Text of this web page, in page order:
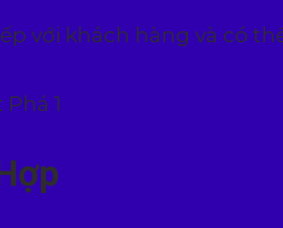
với khách hàng và có